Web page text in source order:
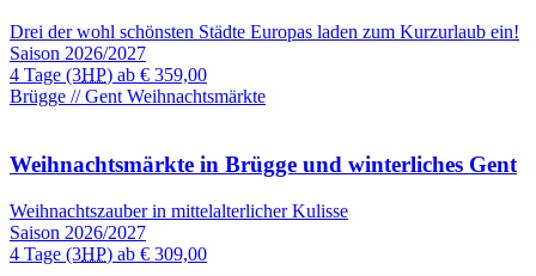
Drei der wohl schönsten Städte Europas laden zum Kurzurlaub ein!
Saison 2026/2027
4 Tage (3HP) ab € 359,00
Brügge // Gent Weihnachtsmärkte
Weihnachtsmärkte in Brügge und winterliches Gent
Weihnachtszauber in mittelalterlicher Kulisse
Saison 2026/2027
4 Tage (3HP) ab € 309,00